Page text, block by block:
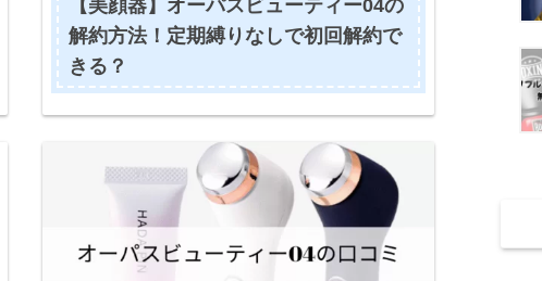
【美顔器】オーパスビューティー04の
解約方法！定期縛りなしで初回解約で
きる？